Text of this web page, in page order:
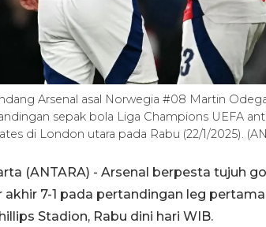
Arsenal asal Norwegia #08 Martin
sepak bola Liga Champions UEFA
di London utara pada Rabu (22/1/2025).
(ANTARA) - Arsenal berpesta tujuh
akhir 7-1 pada pertandingan leg
Stadion, Rabu dini hari WIB.